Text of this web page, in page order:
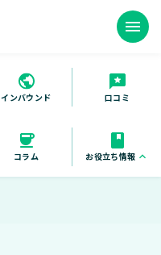
インバウンド 口コミ
コラム お役立ち情報 keyboard_arrow_up
menu